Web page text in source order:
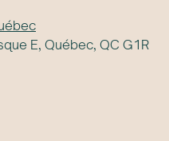
E, Québec, QC G1R